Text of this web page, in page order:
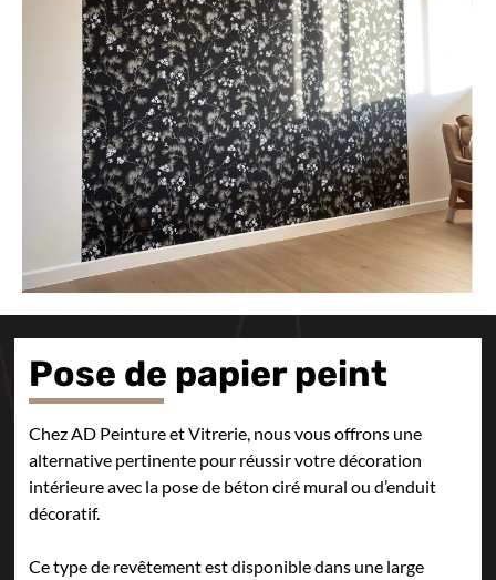
Pose de papier peint
Chez AD Peinture et Vitrerie, nous vous offrons une
alternative pertinente pour réussir votre décoration
intérieure avec la pose de béton ciré mural ou d’enduit
décoratif.
Ce type de revêtement est disponible dans une large